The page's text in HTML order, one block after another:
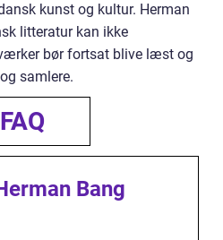
kunst og kultur. Herman
litteratur kan ikke
bør fortsat blive læst og
samlere.
FAQ
Bang